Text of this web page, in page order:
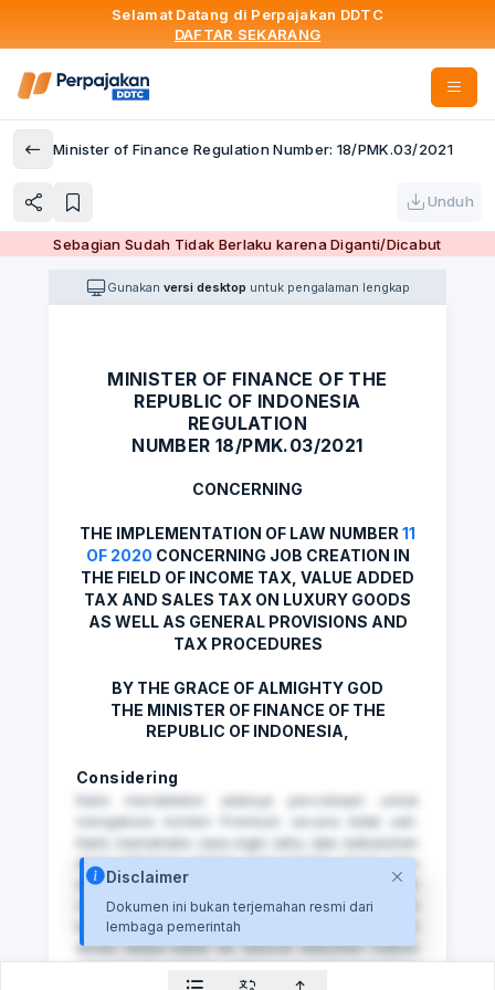
Selamat Datang di Perpajakan DDTC
DAFTAR SEKARANG
Minister of Finance Regulation Number: 18/PMK.03/2021
Unduh
Sebagian Sudah Tidak Berlaku karena Diganti/Dicabut
Gunakan versi desktop untuk pengalaman lengkap
MINISTER OF FINANCE OF THE
REPUBLIC OF INDONESIA
REGULATION
NUMBER 18/PMK.03/2021
CONCERNING
THE IMPLEMENTATION OF LAW NUMBER 11
OF 2020 CONCERNING JOB CREATION IN
THE FIELD OF INCOME TAX, VALUE ADDED
TAX AND SALES TAX ON LUXURY GOODS
AS WELL AS GENERAL PROVISIONS AND
TAX PROCEDURES
BY THE GRACE OF ALMIGHTY GOD
THE MINISTER OF FINANCE OF THE
REPUBLIC OF INDONESIA,
Considering
Kami mendeteksi adanya percobaan untuk
mengakses konten Premium secara tidak sah.
Kami memahami rasa ingin tahu dan kebutuhan
akan informasi, tetapi cara terbaik, aman, dan
legal untuk mendapatkan akses penuh adalah
melalui paket Premium resmi. Dengan
berlangganan, Anda tidak hanya memperoleh
akses tanpa batas ke seluruh dokumen hukum
dan regulasi terbaru, tetapi juga jaminan bahwa
Disclaimer
Dokumen ini bukan terjemahan resmi dari
lembaga pemerintah